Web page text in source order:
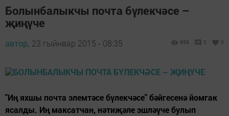
Болынбалыкчы почта бүлекчәсе –
җиңүче
автор, 23 гыйнвар 2015 - 08:35 669 0 0
"Иң яхшы почта элемтәсе бүлекчәсе" бәйгесенә йомгак
ясалды. Иң максатчан, нәтиҗәле эшләүче булып